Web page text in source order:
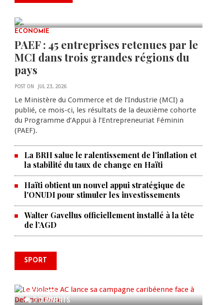
0 COMMENTS
ECONOMIE
PAEF : 45 entreprises retenues par le
MCI dans trois grandes régions du
pays
POST ON JUL 23, 2026
Le Ministère du Commerce et de l’Industrie (MCI) a
publié, ce mois-ci, les résultats de la deuxième cohorte
du Programme d’Appui à l’Entrepreneuriat Féminin
(PAEF).
La BRH salue le ralentissement de l’inflation et
la stabilité du taux de change en Haïti
Haïti obtient un nouvel appui stratégique de
l'ONUDI pour stimuler les investissements
Walter Gavellus officiellement installé à la tête
de l’AGD
SPORT
0 COMMENTS
Le Violette AC lance sa campagne
AUG 04, 2026